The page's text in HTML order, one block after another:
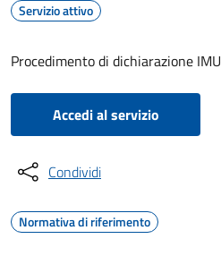
Servizio attivo
Procedimento di dichiarazione IMU
Accedi al servizio
Condividi
Normativa di riferimento